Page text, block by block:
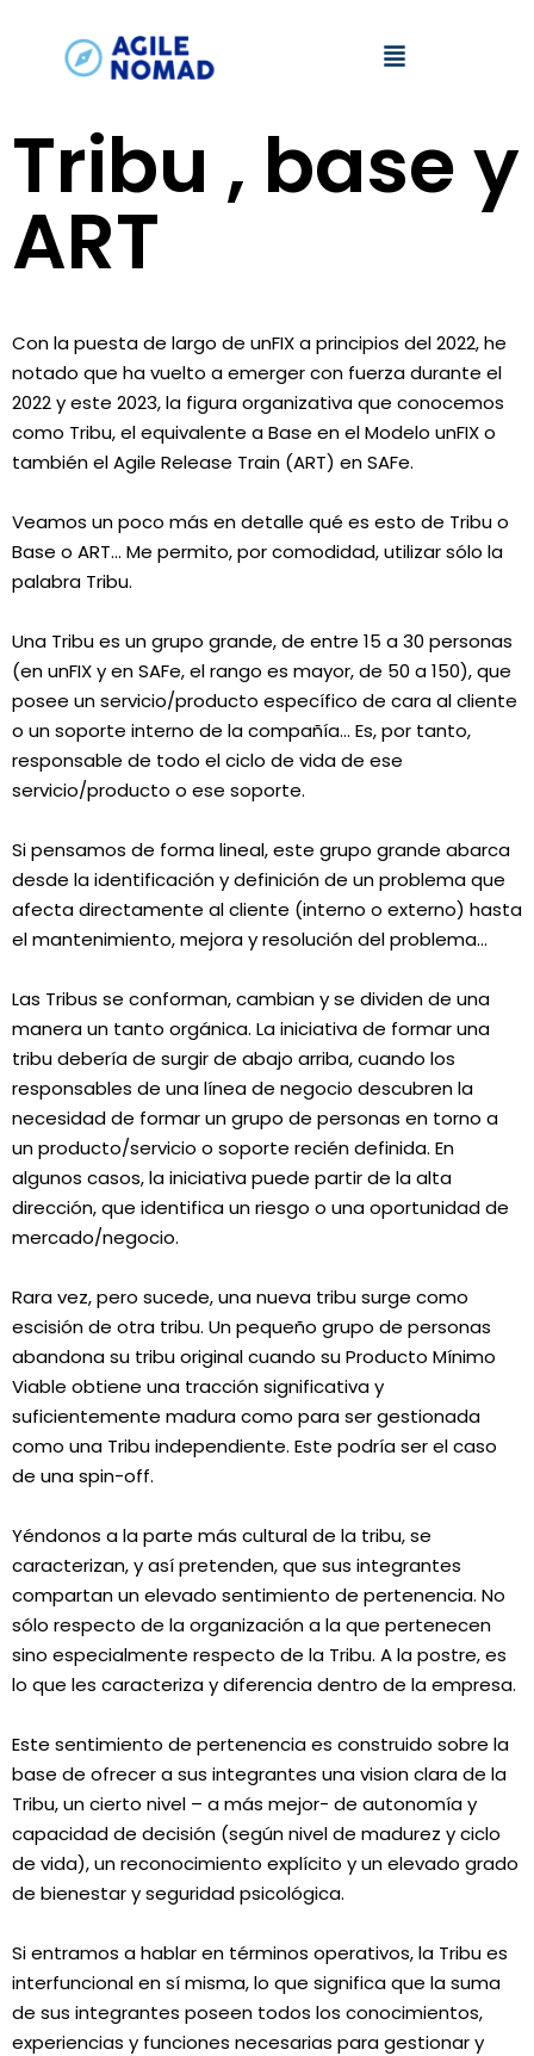
Tribu , base y
ART
Con la puesta de largo de unFIX a principios del 2022, he
notado que ha vuelto a emerger con fuerza durante el
2022 y este 2023, la figura organizativa que conocemos
como Tribu, el equivalente a Base en el Modelo unFIX o
también el Agile Release Train (ART) en SAFe.
Veamos un poco más en detalle qué es esto de Tribu o
Base o ART… Me permito, por comodidad, utilizar sólo la
palabra Tribu.
Una Tribu es un grupo grande, de entre 15 a 30 personas
(en unFIX y en SAFe, el rango es mayor, de 50 a 150), que
posee un servicio/producto específico de cara al cliente
o un soporte interno de la compañía… Es, por tanto,
responsable de todo el ciclo de vida de ese
servicio/producto o ese soporte.
Si pensamos de forma lineal, este grupo grande abarca
desde la identificación y definición de un problema que
afecta directamente al cliente (interno o externo) hasta
el mantenimiento, mejora y resolución del problema…
Las Tribus se conforman, cambian y se dividen de una
manera un tanto orgánica. La iniciativa de formar una
tribu debería de surgir de abajo arriba, cuando los
responsables de una línea de negocio descubren la
necesidad de formar un grupo de personas en torno a
un producto/servicio o soporte recién definida. En
algunos casos, la iniciativa puede partir de la alta
dirección, que identifica un riesgo o una oportunidad de
mercado/negocio.
Rara vez, pero sucede, una nueva tribu surge como
escisión de otra tribu. Un pequeño grupo de personas
abandona su tribu original cuando su Producto Mínimo
Viable obtiene una tracción significativa y
suficientemente madura como para ser gestionada
como una Tribu independiente. Este podría ser el caso
de una spin-off.
Yéndonos a la parte más cultural de la tribu, se
caracterizan, y así pretenden, que sus integrantes
compartan un elevado sentimiento de pertenencia. No
sólo respecto de la organización a la que pertenecen
sino especialmente respecto de la Tribu. A la postre, es
lo que les caracteriza y diferencia dentro de la empresa.
Este sentimiento de pertenencia es construido sobre la
base de ofrecer a sus integrantes una vision clara de la
Tribu, un cierto nivel – a más mejor- de autonomía y
capacidad de decisión (según nivel de madurez y ciclo
de vida), un reconocimiento explícito y un elevado grado
de bienestar y seguridad psicológica.
Si entramos a hablar en términos operativos, la Tribu es
interfuncional en sí misma, lo que significa que la suma
de sus integrantes poseen todos los conocimientos,
experiencias y funciones necesarias para gestionar y